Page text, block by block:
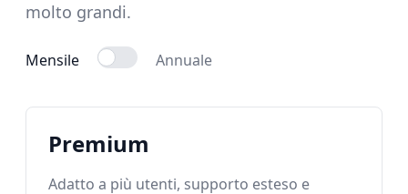
molto grandi.
Mensile Annuale
Premium
Adatto a più utenti, supporto esteso e